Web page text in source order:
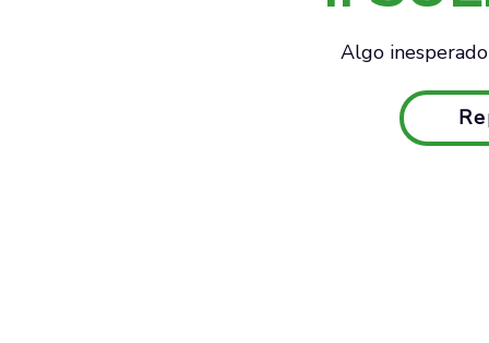
Algo